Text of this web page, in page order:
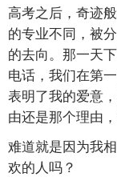
高考之后，奇迹
的专业不同，被
的去向。那一天
电话，我们在第
表明了我的爱意
由还是那个理由
难道就是因为我
欢的人吗？